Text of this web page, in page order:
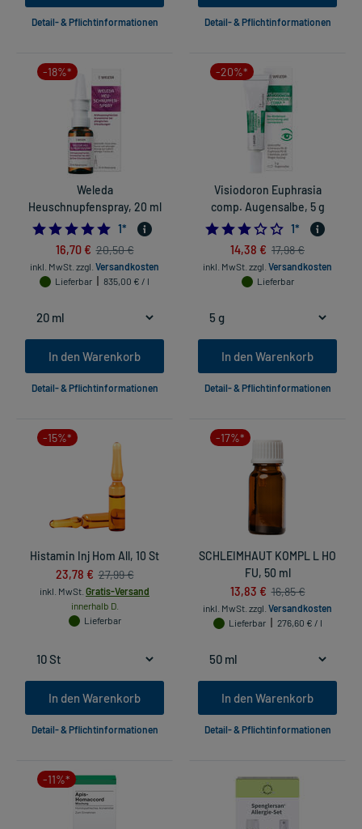
Detail- & Pflichtinformationen Detail- & Pflichtinformationen
-18%*
Weleda
Heuschnupfenspray, 20 ml
5.0
1*
16,70 € 20,50 €
inkl. MwSt. zzgl. Versandkosten
Lieferbar
835,00 € / l
In den Warenkorb
Detail- & Pflichtinformationen
-20%*
Visiodoron Euphrasia
comp. Augensalbe, 5 g
3.0
1*
14,38 € 17,98 €
inkl. MwSt. zzgl. Versandkosten
Lieferbar
In den Warenkorb
Detail- & Pflichtinformationen
-15%*
Histamin Inj Hom All, 10 St
23,78 € 27,99 €
inkl. MwSt. Gratis-Versand
innerhalb D.
Lieferbar
In den Warenkorb
Detail- & Pflichtinformationen
-17%*
SCHLEIMHAUT KOMPL L HO
FU, 50 ml
13,83 € 16,85 €
inkl. MwSt. zzgl. Versandkosten
Lieferbar
276,60 € / l
In den Warenkorb
Detail- & Pflichtinformationen
-11%*